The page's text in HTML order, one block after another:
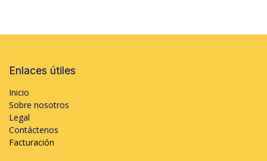
Enlaces útiles
Inicio
Sobre nosotros
Legal
Contáctenos
Facturación